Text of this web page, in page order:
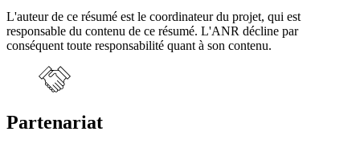
L'auteur de ce résumé est le coordinateur du projet, qui est
responsable du contenu de ce résumé. L'ANR décline par
conséquent toute responsabilité quant à son contenu.
Partenariat